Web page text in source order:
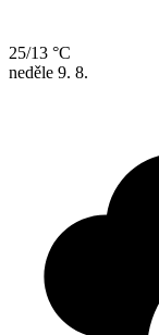
25/13 °C
neděle 9. 8.